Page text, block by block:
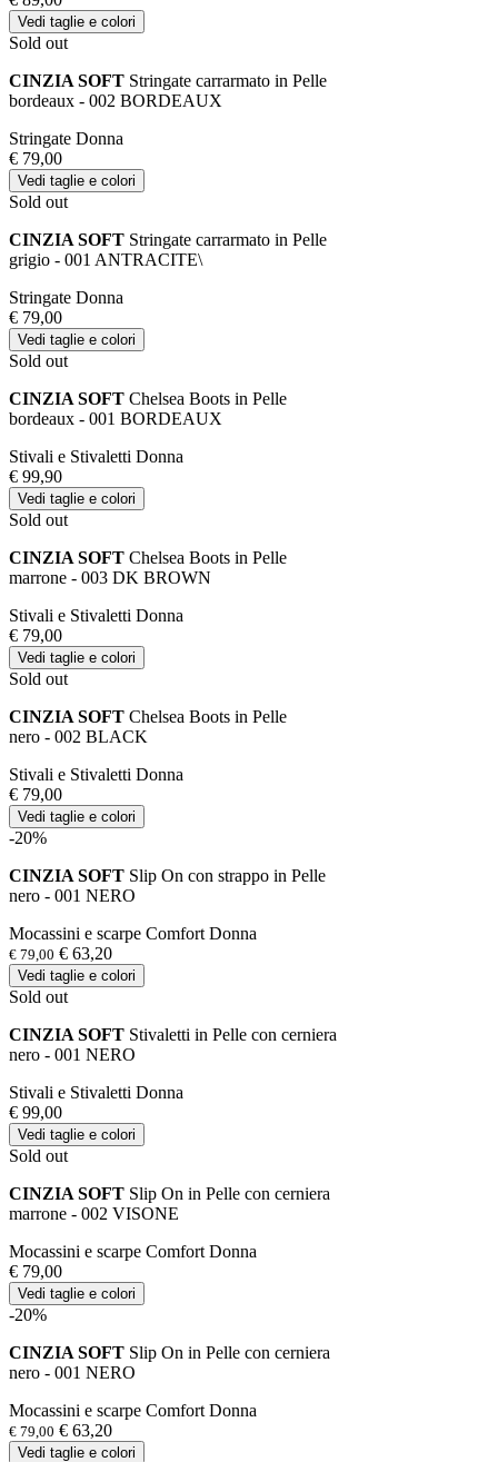
Vedi taglie e colori
Sold out
CINZIA SOFT Stringate carrarmato in Pelle
bordeaux - 002 BORDEAUX
Stringate Donna
€ 79,00
Vedi taglie e colori
Sold out
CINZIA SOFT Stringate carrarmato in Pelle
grigio - 001 ANTRACITE\
Stringate Donna
€ 79,00
Vedi taglie e colori
Sold out
CINZIA SOFT Chelsea Boots in Pelle
bordeaux - 001 BORDEAUX
Stivali e Stivaletti Donna
€ 99,90
Vedi taglie e colori
Sold out
CINZIA SOFT Chelsea Boots in Pelle
marrone - 003 DK BROWN
Stivali e Stivaletti Donna
€ 79,00
Vedi taglie e colori
Sold out
CINZIA SOFT Chelsea Boots in Pelle
nero - 002 BLACK
Stivali e Stivaletti Donna
€ 79,00
Vedi taglie e colori
-20%
CINZIA SOFT Slip On con strappo in Pelle
nero - 001 NERO
Mocassini e scarpe Comfort Donna
€ 79,00 € 63,20
Vedi taglie e colori
Sold out
CINZIA SOFT Stivaletti in Pelle con cerniera
nero - 001 NERO
Stivali e Stivaletti Donna
€ 99,00
Vedi taglie e colori
Sold out
CINZIA SOFT Slip On in Pelle con cerniera
marrone - 002 VISONE
Mocassini e scarpe Comfort Donna
€ 79,00
Vedi taglie e colori
-20%
CINZIA SOFT Slip On in Pelle con cerniera
nero - 001 NERO
Mocassini e scarpe Comfort Donna
€ 79,00 € 63,20
Vedi taglie e colori